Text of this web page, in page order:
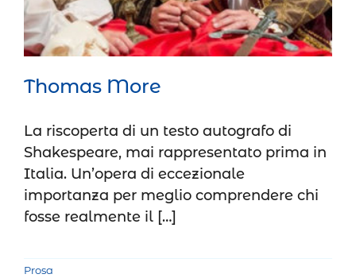
Thomas More
La riscoperta di un testo autografo di
Shakespeare, mai rappresentato prima in
Italia. Un’opera di eccezionale
importanza per meglio comprendere chi
fosse realmente il […]
Prosa